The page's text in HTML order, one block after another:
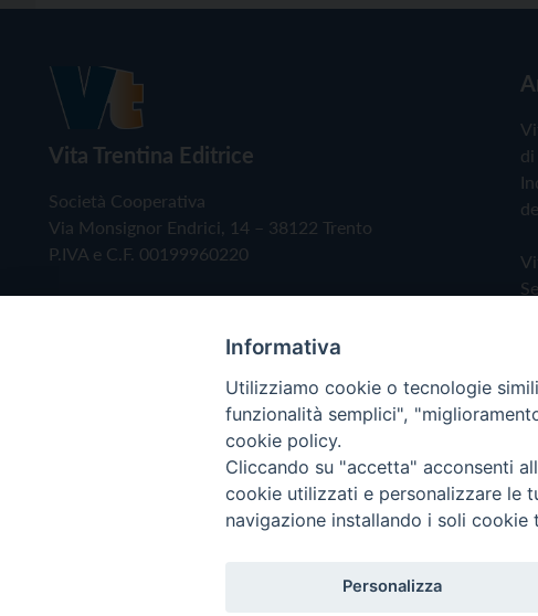
Vita Trentina Editrice
Società Cooperativa
Via Monsignor Endrici, 14 – 38122 Trento
P.IVA e C.F. 00199960220
Copyright © 2019 - Tutti i diritti riservati - Vita
Informativa
Utilizziamo cookie o tecnologie
funzionalità semplici",
cookie policy.
Cliccando su "accetta" acconsenti
cookie utilizzati e personalizzare le
navigazione installando i soli
Personalizza